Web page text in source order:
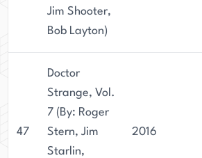
Jim Shooter,
Bob Layton)
47
Doctor
Strange, Vol.
7 (By: Roger
Stern, Jim
Starlin,
2016